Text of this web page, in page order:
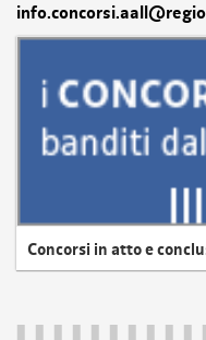
Concorsi in atto e